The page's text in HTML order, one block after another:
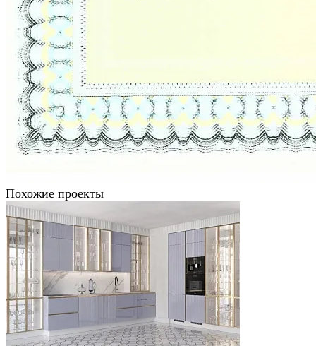
Похожие проекты